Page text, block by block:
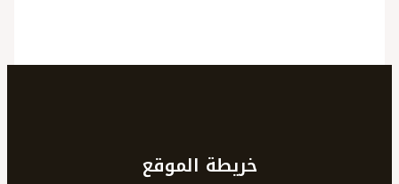
خريطة الموقع